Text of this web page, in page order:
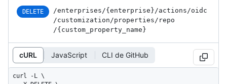
DELETE /enterprises /{enterprise} /actions /oidc
/customization /properties /repo
/{custom_ property_ name}
cURL JavaScript CLI de GitHub
curl -L \